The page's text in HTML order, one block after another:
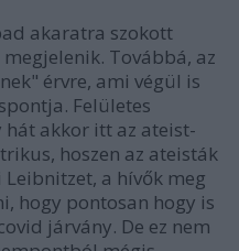
akaratra szokott
Továbbá, az
érvre, ami végül is
Felületes
akkor itt az ateist-
hoszen az ateisták
a hívők meg
hogy pontosan hogy is
járvány. De ez nem